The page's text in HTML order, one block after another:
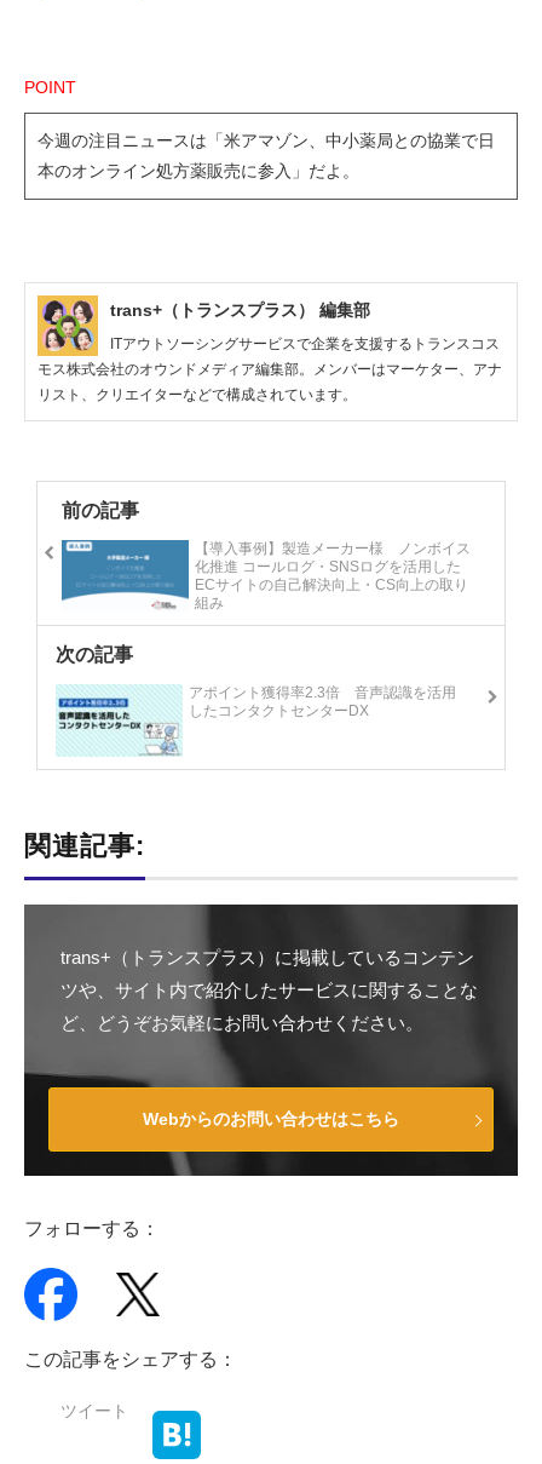
POINT
今週の注目ニュースは「米アマゾン、中小薬局との協業で日
本のオンライン処方薬販売に参入」だよ。
trans+（トランスプラス） 編集部
ITアウトソーシングサービスで企業を支援するトランスコス
モス株式会社のオウンドメディア編集部。メンバーはマーケター、アナ
リスト、クリエイターなどで構成されています。
前の記事
【導入事例】製造メーカー様 ノンボイス
化推進 コールログ・SNSログを活用した
ECサイトの自己解決向上・CS向上の取り
組み
次の記事
アポイント獲得率2.3倍 音声認識を活用
したコンタクトセンターDX
関連記事:
trans+（トランスプラス）に掲載しているコンテン
ツや、サイト内で紹介したサービスに関することな
ど、どうぞお気軽にお問い合わせください。
Webからのお問い合わせはこちら
フォローする：
この記事をシェアする：
ツイート